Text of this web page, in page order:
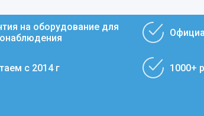
на оборудование для
с 2014 г 1000+